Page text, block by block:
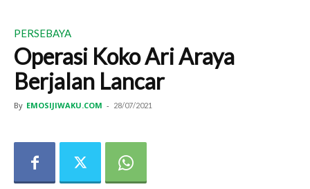
PERSEBAYA
Operasi Koko Ari Araya
Berjalan Lancar
By EMOSIJIWAKU.COM - 28/07/2021